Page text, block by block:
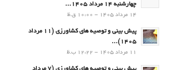
چهارشنبه 14 مرداد 1405...
14 مرداد 1405 - 10:00 ق.ظ
پیش بینی و توصیه های کشاورزی (11 مرداد
۱۴۰۵)...
11 مرداد 1405 - 12:22 ب.ظ